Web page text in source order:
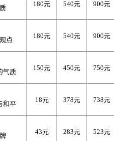
180元 540元 900元
点
180元 540元 900元
气质
150元 450元 750元
和平
18元 378元 738元
43元 283元 523元